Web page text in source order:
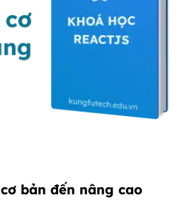
bản đến nâng cao